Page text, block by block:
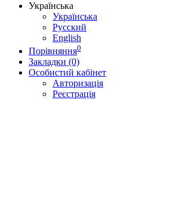
Українська
Українська
Русский
English
Порівняння0
Закладки (0)
Особистий кабінет
Авторизація
Реєстрація